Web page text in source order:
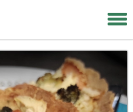
Warenkorb Suche